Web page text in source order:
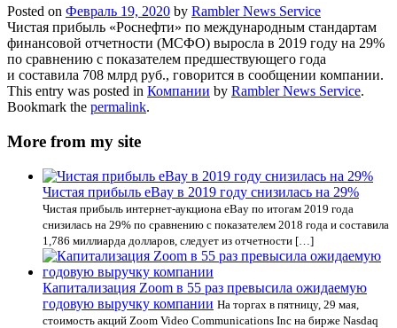
Posted on Февраль 19, 2020 by Rambler News Service
Чистая прибыль «Роснефти» по международным стандартам
финансовой отчетности (МСФО) выросла в 2019 году на 29%
по сравнению с показателем предшествующего года
и составила 708 млрд руб., говорится в сообщении компании.
This entry was posted in Компании by Rambler News Service.
Bookmark the permalink.
More from my site
Чистая прибыль eBay в 2019 году снизилась на 29%
Чистая прибыль интернет-аукциона eBay по итогам 2019 года
снизилась на 29% по сравнению с показателем 2018 года и составила
1,786 миллиарда долларов, следует из отчетности […]
Капитализация Zoom в 55 раз превысила ожидаемую
годовую выручку компании На торгах в пятницу, 29 мая,
стоимость акций Zoom Video Communications Inc на бирже Nasdaq